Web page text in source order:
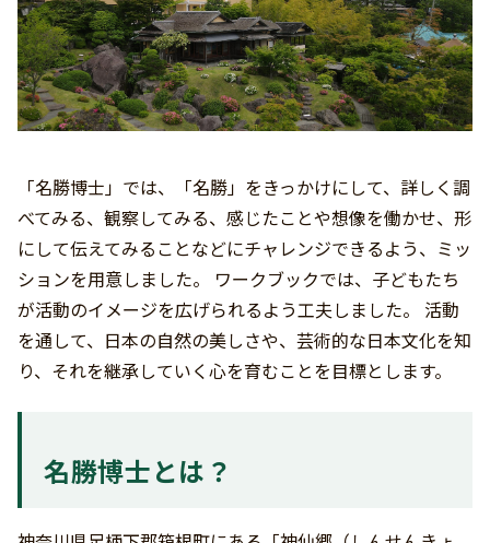
「名勝博士」では、「名勝」をきっかけにして、詳しく調
べてみる、観察してみる、感じたことや想像を働かせ、形
にして伝えてみることなどにチャレンジできるよう、ミッ
ションを用意しました。 ワークブックでは、子どもたち
が活動のイメージを広げられるよう工夫しました。 活動
を通して、日本の自然の美しさや、芸術的な日本文化を知
り、それを継承していく心を育むことを目標とします。
名勝博士とは？